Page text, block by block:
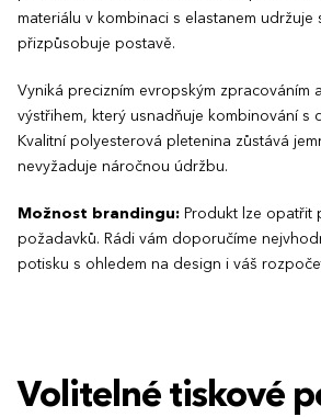
materiálu v kombinaci s elastanem udržuje
přizpůsobuje postavě.
Vyniká precizním evropským zpracováním
výstřihem, který usnadňuje kombinování s
Kvalitní polyesterová pletenina zůstává
nevyžaduje náročnou údržbu.
Možnost brandingu: Produkt lze opatřit
požadavků. Rádi vám doporučíme
potisku s ohledem na design i váš
Volitelné tiskové